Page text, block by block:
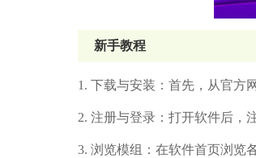
新手教程
1. 下载与安装：首先，从官方
2. 注册与登录：打开软件后，
3. 浏览模组：在软件首页浏览